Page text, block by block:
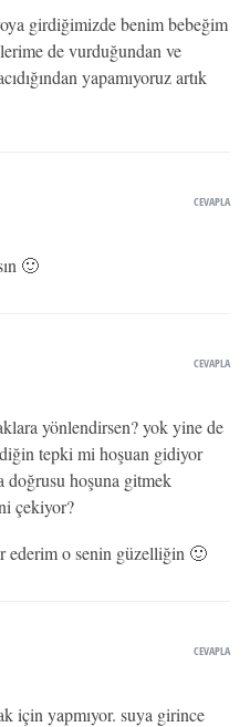
girdiğimizde benim bebeğim
de vurduğundan ve
yapamıyoruz artık
🙂
CEVAPLA
yönlendirsen? yok yine de
tepki mi hoşuan gidiyor
doğrusu hoşuna gitmek
çekiyor?
ederim o senin güzelliğin 🙂
CEVAPLA
için yapmıyor. suya girince
CEVAPLA